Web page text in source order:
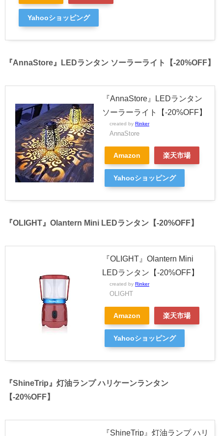
Yahooショッピング
『AnnaStore』LEDランタン ソーラーライト【-20%OFF】
『AnnaStore』LEDランタン
ソーラーライト【-20%OFF】
created by Rinker
AnnaStore
Amazon 楽天市場
Yahooショッピング
『OLIGHT』Olantern Mini LEDランタン【-20%OFF】
『OLIGHT』Olantern Mini
LEDランタン【-20%OFF】
created by Rinker
OLIGHT
Amazon 楽天市場
Yahooショッピング
『ShineTrip』灯油ランプ ハリケーンランタン
【-20%OFF】
『ShineTrip』灯油ランプ ハリ